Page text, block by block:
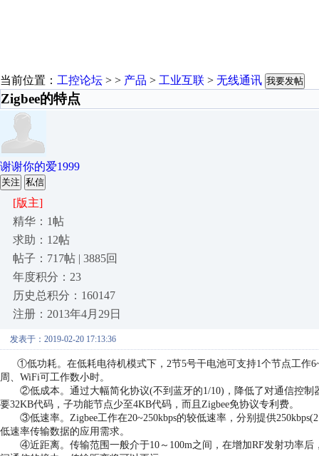
当前位置： 工控论坛 > > 产品 > 工业互联 > 无线通讯 我要发帖
Zigbee的特点
谢谢你的爱1999
关注 私信
[版主]
精华：1帖
求助：12帖
帖子：717帖 | 3885回
年度积分：23
历史总积分：160147
注册：2013年4月29日
发表于：2019-02-20 17:13:36
①低功耗。在低耗电待机模式下，2节5号干电池可支持1个节点工作
周、WiFi可工作数小时。
②低成本。通过大幅简化协议(不到蓝牙的1/10)，降低了对通信控制
要32KB代码，子功能节点少至4KB代码，而且Zigbee免协议专利费。
③低速率。Zigbee工作在20~250kbps的较低速率，分别提供
低速率传输数据的应用需求。
④近距离。传输范围一般介于10～100m之间，在增加RF发射功率后